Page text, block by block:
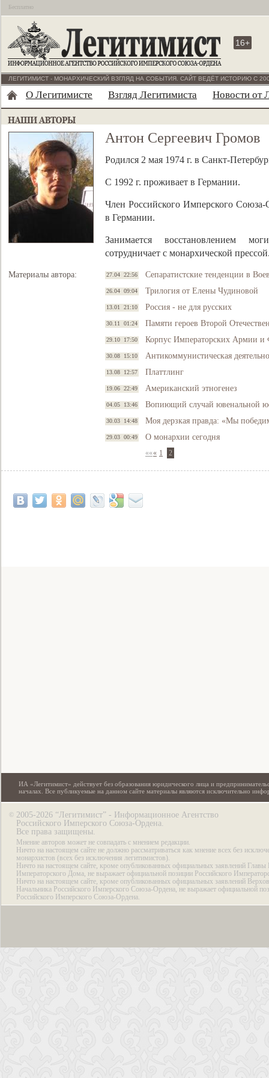
Бесплатно
16+
ЛЕГИТИМИСТ - МОНАРХИЧЕСКИЙ ВЗГЛЯД НА СОБЫТИЯ. САЙТ ВЕДЁТ ИСТОРИЮ С
О Легитимисте Взгляд Легитимиста Новости от
Антон Сергеевич Громов
Родился 2 мая 1974 г. в Санкт-
С 1992 г. проживает в Германии.
Член Российского Имперского
в Германии.
Занимается восстановлением
сотрудничает с монархической
Материалы автора: 27.04 22:56 Сепаратистские тенденции в
26.04 09:04 Трилогия от Елены Чудиновой
13.01 21:10 Россия - не для русских
30.11 01:24 Памяти героев Второй
29.10 17:50 Корпус Императорских Армии и
30.08 15:10 Антикоммунистическая
13.08 12:57 Платтлинг
19.06 22:49 Американский этногенез
04.05 13:46 Вопиющий случай ювенальной
30.03 14:48 Моя дерзкая правда: «Мы
29.03 00:49 О монархии сегодня
««« 1 2
ИА «Легитимист» действует без образования юридического лица и
началах. Все публикуемые на данном сайте материалы являются исключительно
© 2005-2026 “Легитимист” - Информационное Агентство
Российского Имперского Союза-Ордена.
Все права защищены.
Мнение авторов может не совпадать с мнением редакции.
Ничто на настоящем сайте не должно рассматриваться как мнение всех без
монархистов (всех без исключения легитимистов).
Ничто на настоящем сайте, кроме опубликованных официальных заявлений Главы
Императорского Дома, не выражает официальной позиции Российского
Ничто на настоящем сайте, кроме опубликованных официальных заявлений
Начальника Российского Имперского Союза-Ордена, не выражает официальной
Российского Имперского Союза-Ордена.